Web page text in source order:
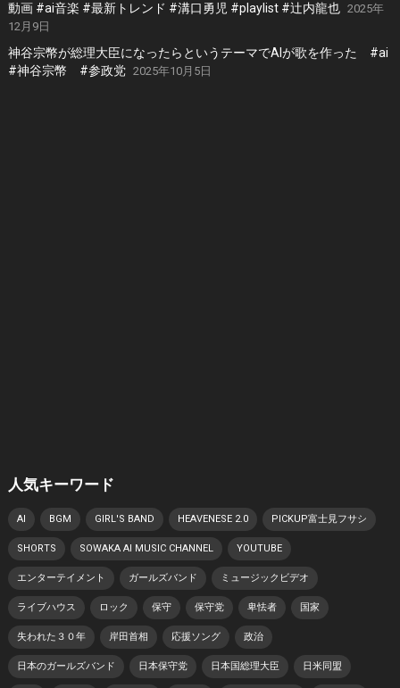
動画 #ai音楽 #最新トレンド #溝口勇児 #playlist #辻内龍也 2025年
12月9日
神谷宗幣が総理大臣になったらというテーマでAIが歌を作った #ai
#神谷宗幣 #参政党 2025年10月5日
人気キーワード
AI BGM GIRL'S BAND HEAVENESE 2.0 PICKUP富士見フサシ
SHORTS SOWAKA AI MUSIC CHANNEL YOUTUBE
エンターテイメント ガールズバンド ミュージックビデオ
ライブハウス ロック 保守 保守党 卑怯者 国家
失われた３０年 岸田首相 応援ソング 政治
日本のガールズバンド 日本保守党 日本国総理大臣 日米同盟